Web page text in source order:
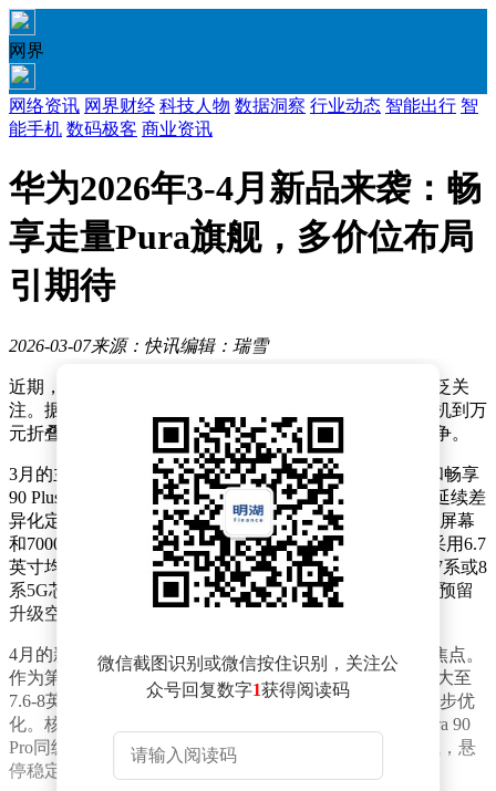
网界
网络资讯 网界财经 科技人物 数据洞察 行业动态 智能出行 智
能手机 数码极客 商业资讯
华为2026年3-4月新品来袭：畅
享走量Pura旗舰，多价位布局
引期待
2026-03-07来源：快讯编辑：瑞雪
近期，华为即将在3月和4月推出多款新机的消息引发广泛关
注。据业内人士透露，华为此次新品布局覆盖了从千元机到万
元折叠屏的全价位段，旨在以丰富的产品线应对市场竞争。
3月的主角是畅享系列的两款中端机型——畅享90 Max和畅享
90 Plus。作为华为线下市场的出货主力，畅享系列此次延续差
异化定位：Max版本主打大屏长续航，配备接近7英寸的屏幕
和7000mAh容量电池，适合影音娱乐用户；Plus版本则采用6.7
英寸均衡配置，价格更为亲民。两款机型预计搭载麒麟7系或8
系5G芯片，但影像系统保持基础规格，为后续旗舰机型预留
升级空间。
4月的新品阵容更为豪华，其中Pura X2折叠屏手机成为焦点。
作为第二代“阔折叠”产品，该机型内屏尺寸从6.3英寸扩大至
7.6-8英寸区间，外屏维持在5.5英寸左右，屏幕比例进一步优
化。核心配置升级至麒麟9030芯片，影像系统采用与Pura 90
Pro同级的红枫四摄方案，铰链工艺改进后折叠痕迹更浅，悬
停稳定性显著提升。
微信截图识别或微信按住识别，关注公
众号回复数字1获得阅读码